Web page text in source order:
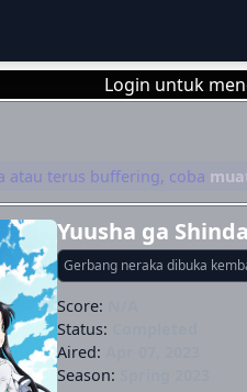
Login untuk
atau terus buffering, coba
Yuusha ga
Gerbang neraka dibuka
Score:
Status:
Aired:
Season: